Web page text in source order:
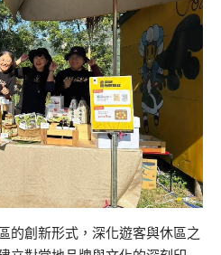
的創新形式，深化遊客與休區之